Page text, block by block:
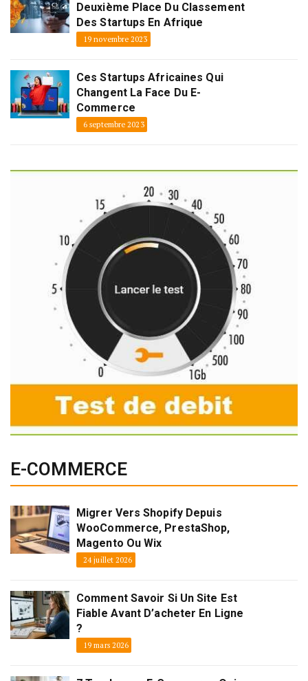
Deuxième Place Du Classement
Des Startups En Afrique
19 novembre 2023
Ces Startups Africaines Qui
Changent La Face Du E-
Commerce
6 septembre 2023
E-COMMERCE
Migrer Vers Shopify Depuis
WooCommerce, PrestaShop,
Magento Ou Wix
24 juillet 2026
Comment Savoir Si Un Site Est
Fiable Avant D’acheter En Ligne
?
19 mars 2026